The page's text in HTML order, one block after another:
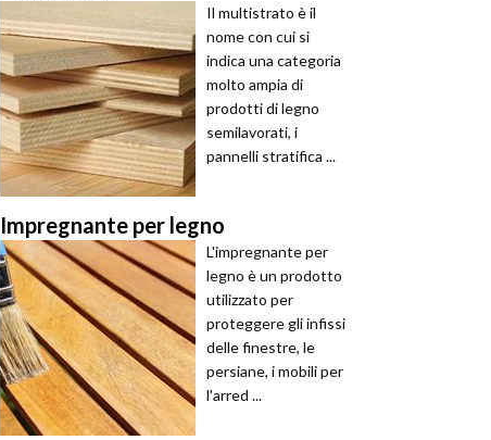
Il multistrato è il
nome con cui si
indica una categoria
molto ampia di
prodotti di legno
semilavorati, i
pannelli stratifica ...
Impregnante per legno
L'impregnante per
legno è un prodotto
utilizzato per
proteggere gli infissi
delle finestre, le
persiane, i mobili per
l'arred ...